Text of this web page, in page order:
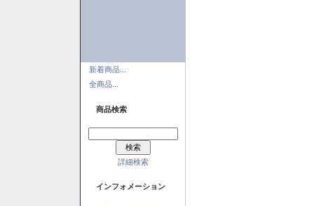
新着商品...
全商品...
商品検索
詳細検索
インフォメーション